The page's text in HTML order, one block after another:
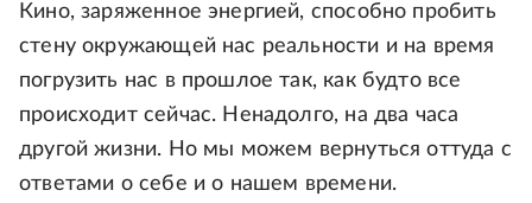
Кино, заряженное энергией, способно пробить
стену окружающей нас реальности и на время
погрузить нас в прошлое так, как будто все
происходит сейчас. Ненадолго, на два часа
другой жизни. Но мы можем вернуться оттуда с
ответами о себе и о нашем времени.